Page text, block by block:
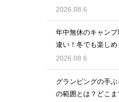
動
2026.08.6
年中無休のキャン
違い！冬でも楽し
方
2026.08.6
グランピングの手
の範囲とは？どこ